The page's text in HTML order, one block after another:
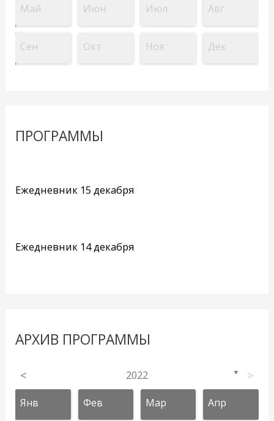
Май Июн Июл Авг
Сен Окт Ноя Дек
ПРОГРАММЫ
Ежедневник 15 декабря
Ежедневник 14 декабря
АРХИВ ПРОГРАММЫ
< 2022 ▼ >
Янв Фев Мар Апр